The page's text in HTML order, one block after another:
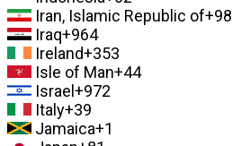
Iran, Islamic Republic of+98
Iraq+964
Ireland+353
Isle of Man+44
Israel+972
Italy+39
Jamaica+1